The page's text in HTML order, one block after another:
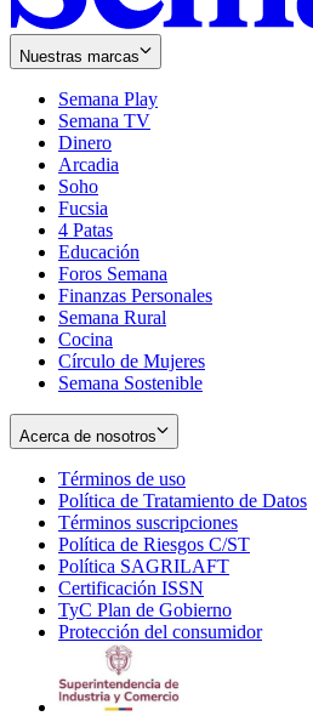
Nuestras marcas
Semana Play
Semana TV
Dinero
Arcadia
Soho
in
new
window
Fucsia
in
new
window
4 Patas
Educación
Foros Semana
Finanzas Personales
Semana Rural
Cocina
Círculo de Mujeres
Semana Sostenible
Acerca de nosotros
Términos de uso
in
new
window
Política de Tratamiento de Datos
Términos suscripciones
in
Política de Riesgos C/ST
Política SAGRILAFT
new
window
Certificación ISSN
in
new
TyC Plan de Gobierno
in
Protección del consumidorOpens